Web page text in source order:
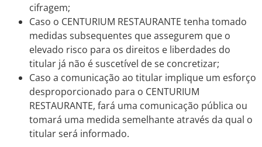
cifragem;
Caso o CENTURIUM RESTAURANTE tenha tomado
medidas subsequentes que assegurem que o
elevado risco para os direitos e liberdades do
titular já não é suscetível de se concretizar;
Caso a comunicação ao titular implique um esforço
desproporcionado para o CENTURIUM
RESTAURANTE, fará uma comunicação pública ou
tomará uma medida semelhante através da qual o
titular será informado.